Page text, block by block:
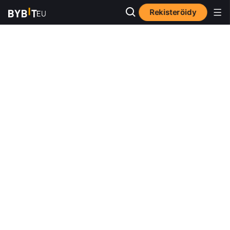
Rekisteröidy